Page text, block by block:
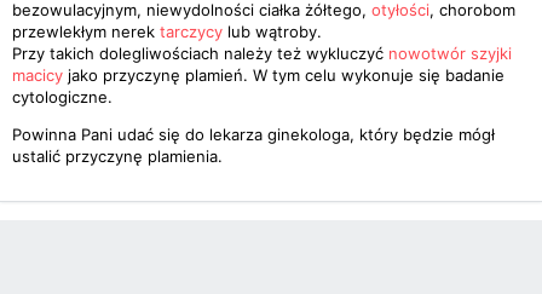
bezowulacyjnym, niewydolności ciałka żółtego, otyłości, chorobom
przewlekłym nerek tarczycy lub wątroby.
Przy takich dolegliwościach należy też wykluczyć nowotwór szyjki
macicy jako przyczynę plamień. W tym celu wykonuje się badanie
cytologiczne.
Powinna Pani udać się do lekarza ginekologa, który będzie mógł
ustalić przyczynę plamienia.